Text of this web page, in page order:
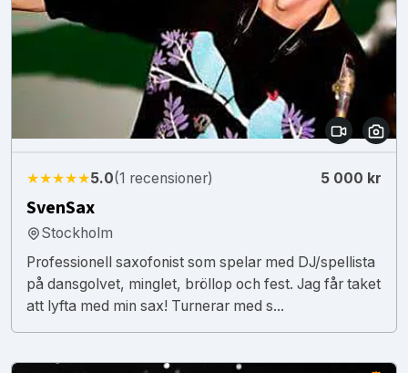
★★★★★5.0(1 recensioner) 5 000 kr
SvenSax
Stockholm
Professionell saxofonist som spelar med DJ/spellista
på dansgolvet, minglet, bröllop och fest. Jag får taket
att lyfta med min sax! Turnerar med s...